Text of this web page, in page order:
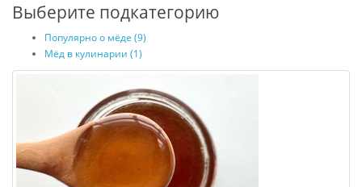
Выберите подкатегорию
Популярно о мёде (9)
Мёд в кулинарии (1)